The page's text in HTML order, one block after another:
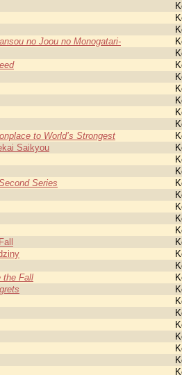
no Joou no Monogatari-
to World’s Strongest
Saikyou
Series
the Fall